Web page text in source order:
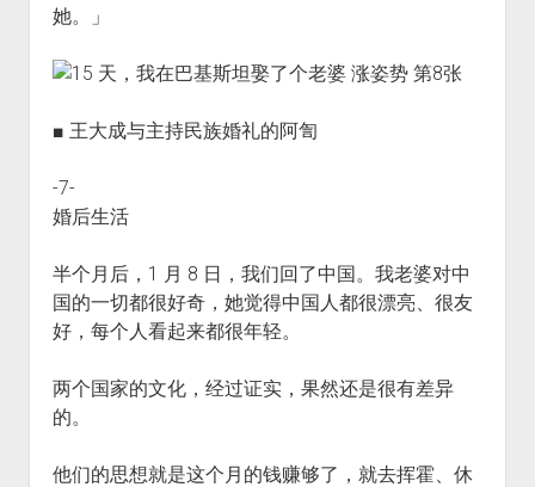
她。」
■ 王大成与主持民族婚礼的阿訇
-7-
婚后生活
半个月后，1 月 8 日，我们回了中国。我老婆对中
国的一切都很好奇，她觉得中国人都很漂亮、很友
好，每个人看起来都很年轻。
两个国家的文化，经过证实，果然还是很有差异
的。
他们的思想就是这个月的钱赚够了，就去挥霍、休